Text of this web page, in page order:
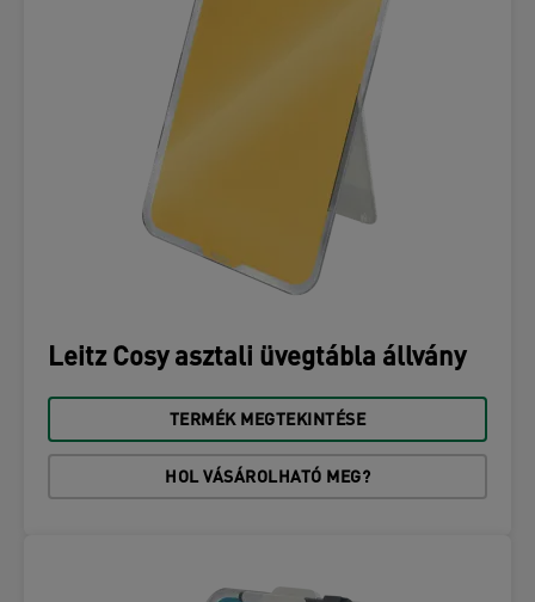
Leitz Cosy asztali üvegtábla állvány
TERMÉK MEGTEKINTÉSE
HOL VÁSÁROLHATÓ MEG?